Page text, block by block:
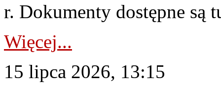
r. Dokumenty dostępne są
Więcej...
15 lipca 2026, 13:15